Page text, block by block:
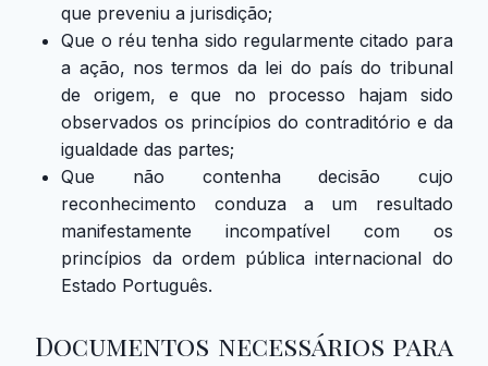
que preveniu a jurisdição;
Que o réu tenha sido regularmente citado para
a ação, nos termos da lei do país do tribunal
de origem, e que no processo hajam sido
observados os princípios do contraditório e da
igualdade das partes;
Que não contenha decisão cujo
reconhecimento conduza a um resultado
manifestamente incompatível com os
princípios da ordem pública internacional do
Estado Português.
Documentos necessários para